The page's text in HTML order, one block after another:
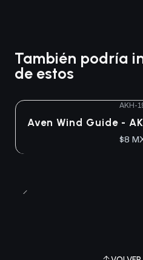
También podría
de estos
AKH-
Aven Wind Guide -
$8